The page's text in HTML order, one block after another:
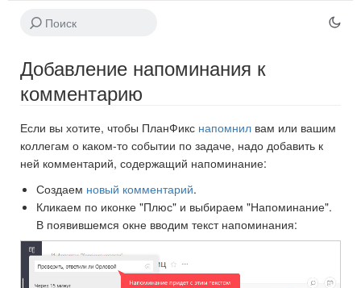
Добавление напоминания к
комментарию
Если вы хотите, чтобы ПланФикс напомнил вам или вашим
коллегам о каком-то событии по задаче, надо добавить к
ней комментарий, содержащий напоминание:
Создаем новый комментарий.
Кликаем по иконке "Плюс" и выбираем "Напоминание".
В появившемся окне вводим текст напоминания: